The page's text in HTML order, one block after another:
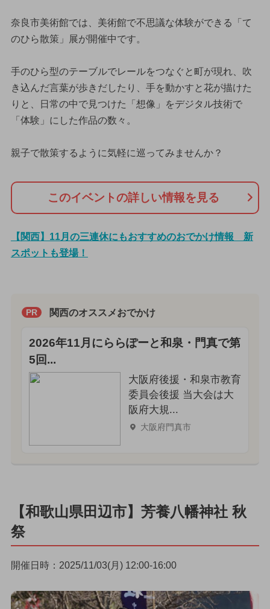
奈良市美術館では、美術館で不思議な体験ができる「て
のひら散策」展が開催中です。
手のひら型のテーブルでレールをつなぐと町が現れ、吹
き込んだ言葉が歩きだしたり、手を動かすと花が描けた
りと、日常の中で見つけた「想像」をデジタル技術で
「体験」にした作品の数々。
親子で散策するように気軽に巡ってみませんか？
このイベントの詳しい情報を見る
【関西】11月の三連休にもおすすめのおでかけ情報 新
スポットも登場！
PR 関西のオススメおでかけ
2026年11月にららぽーと和泉・門真で第
5回...
大阪府後援・和泉市教育
委員会後援 当大会は大
阪府大規...
大阪府門真市
【和歌山県田辺市】芳養八幡神社 秋
祭
開催日時：2025/11/03(月) 12:00-16:00